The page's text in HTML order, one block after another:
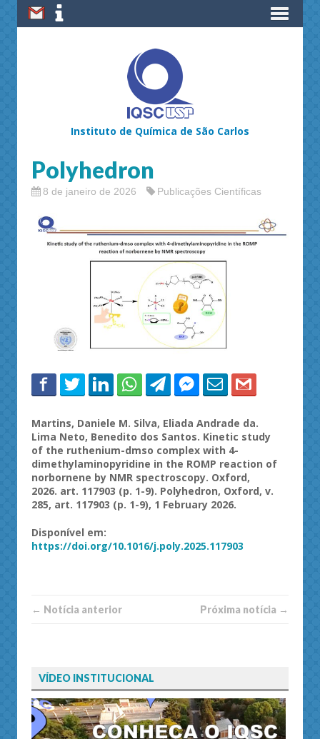
Instituto de Química de São Carlos
Polyhedron
8 de janeiro de 2026 Publicações Científicas
Martins, Daniele M. Silva, Eliada Andrade da.
Lima Neto, Benedito dos Santos. Kinetic study
of the ruthenium-dmso complex with 4-
dimethylaminopyridine in the ROMP reaction of
norbornene by NMR spectroscopy. Oxford,
2026. art. 117903 (p. 1-9). Polyhedron, Oxford, v.
285, art. 117903 (p. 1-9), 1 February 2026.
Disponível em:
https://doi.org/10.1016/j.poly.2025.117903
← Notí­cia anterior Próxima notí­­cia →
VÍDEO INSTITUCIONAL